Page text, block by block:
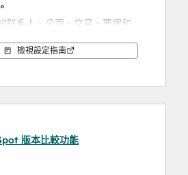
联系人、公司、交易、票据和
析重复记录、应用自定义重复
记录规则，以及批量合并重复
理工具不同，Koalify 可让您完
重复记录
檢視設定指南
版本比較功能